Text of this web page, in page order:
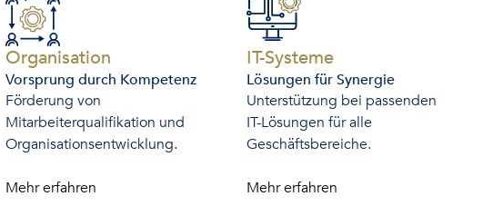
Organisation-
Vorsprung durch Kompetenz
Förderung von
Mitarbeiterqualifikation und
Organisationsentwicklung.
Mehr erfahren
IT-Systeme-
Lösungen für Synergie
Unterstützung bei passenden
IT-Lösungen für alle
Geschäftsbereiche.
Mehr erfahren